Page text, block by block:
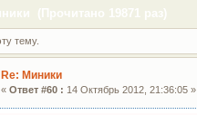
(Прочитано 19871 раз)
тему.
Re: Миники
« Ответ #60 : 14 Октябрь 2012, 21:36:05 »